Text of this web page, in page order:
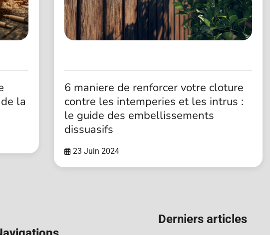
la
6 maniere de renforcer votre cloture
contre les intemperies et les intrus :
le guide des embellissements
dissuasifs
23 Juin 2024
Derniers articles